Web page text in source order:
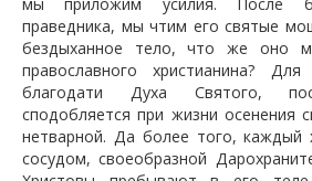
праведника, мы чтим его святые
бездыханное тело, что же оно
православного христианина?
благодати Духа Святого,
сподобляется при жизни осенения
нетварной. Да более того, каждый
сосудом, своеобразной